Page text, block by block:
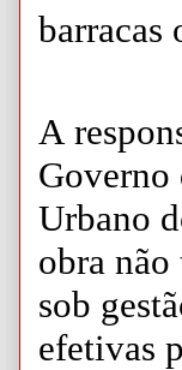
barracas
A
Governo
Urbano
obra
sob
efetivas